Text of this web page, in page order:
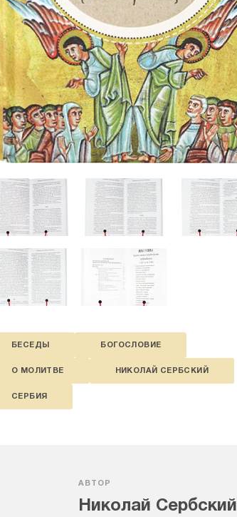
БЕСЕДЫ БОГОСЛОВИЕ
О МОЛИТВЕ НИКОЛАЙ СЕРБСКИЙ
СЕРБИЯ
АВТОР
Николай Сербский